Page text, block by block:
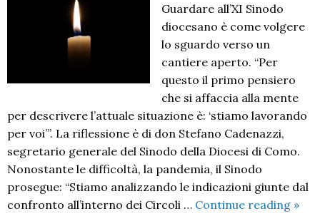
Guardare all’XI Sinodo
diocesano è come volgere
lo sguardo verso un
cantiere aperto. “Per
questo il primo pensiero
che si affaccia alla mente
per descrivere l’attuale situazione è: ‘stiamo lavorando
per voi’”. La riflessione è di don Stefano Cadenazzi,
segretario generale del Sinodo della Diocesi di Como.
Nonostante le difficoltà, la pandemia, il Sinodo
prosegue: “Stiamo analizzando le indicazioni giunte dal
confronto all’interno dei Circoli … Continue reading Il
»